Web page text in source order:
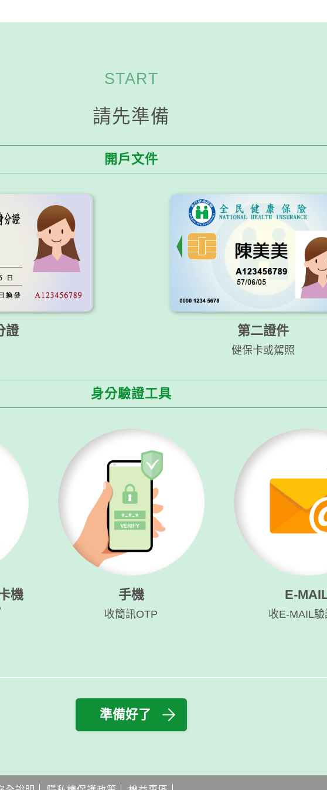
START
請先準備
開戶文件
證 第二證件
健保卡或駕照
身分驗證工具
機
手機
收簡訊OTP
E-
收E-MAIL驗
準備好了